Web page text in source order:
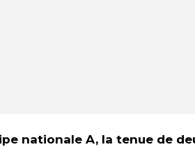
nationale A, la tenue de